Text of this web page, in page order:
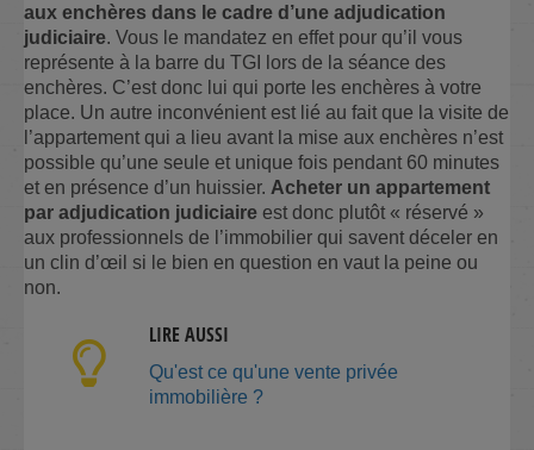
aux enchères dans le cadre d’une adjudication
judiciaire. Vous le mandatez en effet pour qu’il vous
représente à la barre du TGI lors de la séance des
enchères. C’est donc lui qui porte les enchères à votre
place. Un autre inconvénient est lié au fait que la visite de
l’appartement qui a lieu avant la mise aux enchères n’est
possible qu’une seule et unique fois pendant 60 minutes
et en présence d’un huissier. Acheter un appartement
par adjudication judiciaire est donc plutôt « réservé »
aux professionnels de l’immobilier qui savent déceler en
un clin d’œil si le bien en question en vaut la peine ou
non.
LIRE AUSSI
Qu'est ce qu'une vente privée
immobilière ?